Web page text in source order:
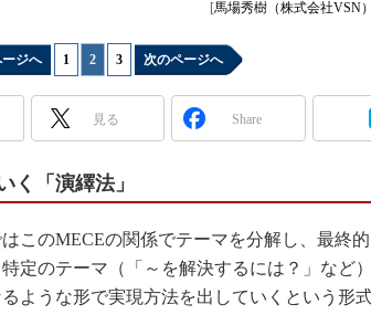
TECHNO-FRONTIER
スマート工場EXPO
日本ものづくりワールド
産業オープンネット展
Windows Embedded
ISO26262
S＆OP
インダストリー4.0
[馬場秀樹（株式会社VSN）
ジへ 1 2 3 次のページへ
見る Share
く「演繹法」
このMECEの関係でテーマを分解し、最終
定のテーマ（「～を解決するには？」など
ような形で実現方法を出していくという形